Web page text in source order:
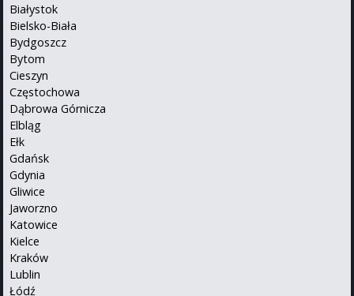
Białystok
Bielsko-Biała
Bydgoszcz
Bytom
Cieszyn
Częstochowa
Dąbrowa Górnicza
Elbląg
Ełk
Gdańsk
Gdynia
Gliwice
Jaworzno
Katowice
Kielce
Kraków
Lublin
Łódź